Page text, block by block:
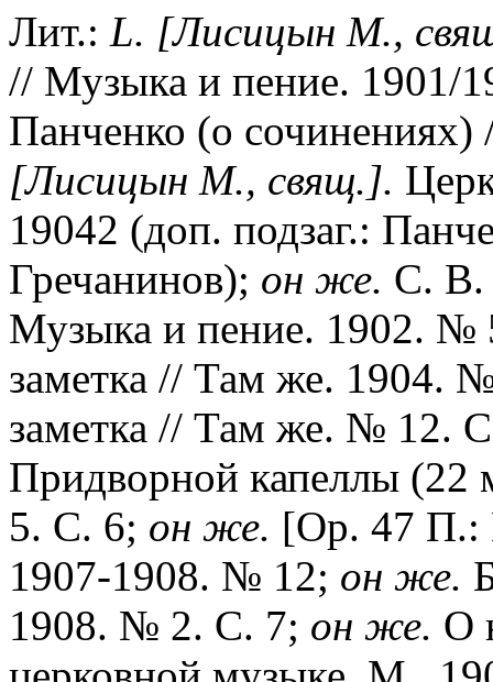
Лит.: L. [Лисицын М.,
// Музыка и пение.
Панченко (о
[Лисицын М., свящ.].
19042 (доп. подзаг.:
Гречанинов); он же. С. В.
Музыка и пение. 1902.
заметка // Там же. 1904.
заметка // Там же. № 12.
Придворной капеллы
5. С. 6; он же. [Оp. 47 П.:
1907-1908. № 12; он же.
1908. № 2. С. 7; он же. О